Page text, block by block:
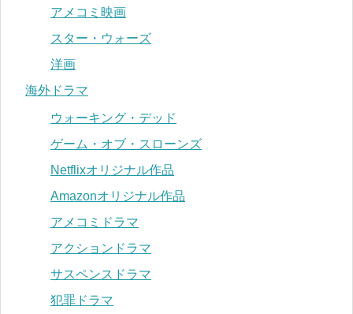
アメコミ映画
スター・ウォーズ
洋画
海外ドラマ
ウォーキング・デッド
ゲーム・オブ・スローンズ
Netflixオリジナル作品
Amazonオリジナル作品
アメコミドラマ
アクションドラマ
サスペンスドラマ
犯罪ドラマ